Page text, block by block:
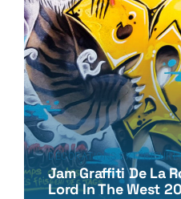
DÉCORATIONS
Jam Graffiti De La
Lord In The West